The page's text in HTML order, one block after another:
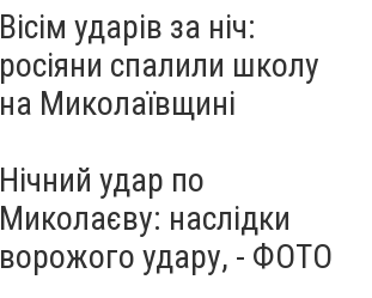
Вісім ударів за ніч:
росіяни спалили школу
на Миколаївщині
Нічний удар по
Миколаєву: наслідки
ворожого удару, - ФОТО